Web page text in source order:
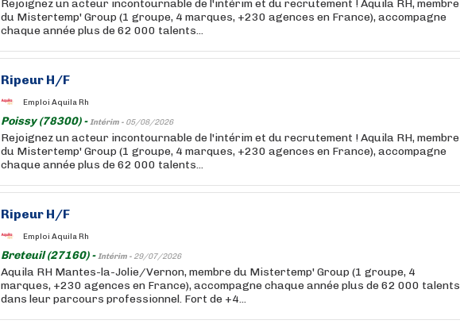
Rejoignez un acteur incontournable de l'intérim et du recrutement ! Aquila RH, membre
du Mistertemp' Group (1 groupe, 4 marques, +230 agences en France), accompagne
chaque année plus de 62 000 talents...
Ripeur H/F
Emploi Aquila Rh
Poissy (78300) -Intérim - 05/08/2026
Rejoignez un acteur incontournable de l'intérim et du recrutement ! Aquila RH, membre
du Mistertemp' Group (1 groupe, 4 marques, +230 agences en France), accompagne
chaque année plus de 62 000 talents...
Ripeur H/F
Emploi Aquila Rh
Breteuil (27160) -Intérim - 29/07/2026
Aquila RH Mantes-la-Jolie/Vernon, membre du Mistertemp' Group (1 groupe, 4
marques, +230 agences en France), accompagne chaque année plus de 62 000 talents
dans leur parcours professionnel. Fort de +4...